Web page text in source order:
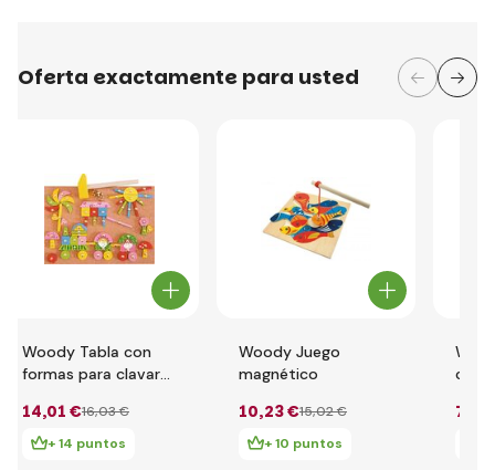
Oferta exactamente para usted
Woody Tabla con
formas para clavar-
14,01 €16,03 €
+ 14 puntos
Woody Juego
magnético
10,23 €15,02 €
+ 10 puntos
7